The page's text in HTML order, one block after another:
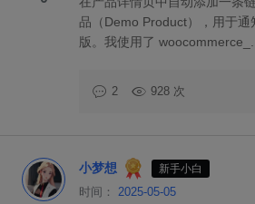
品（Demo Product），用于
版。我使用了 woocommerce_...
2 928 次
小梦想 新手小白
时间：
2025-05-05